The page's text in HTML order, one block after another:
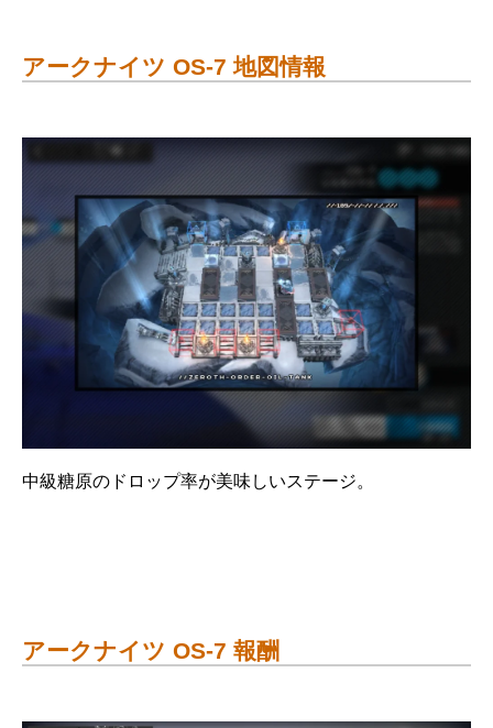
アークナイツ OS-7 地図情報
中級糖原のドロップ率が美味しいステージ。
アークナイツ OS-7 報酬